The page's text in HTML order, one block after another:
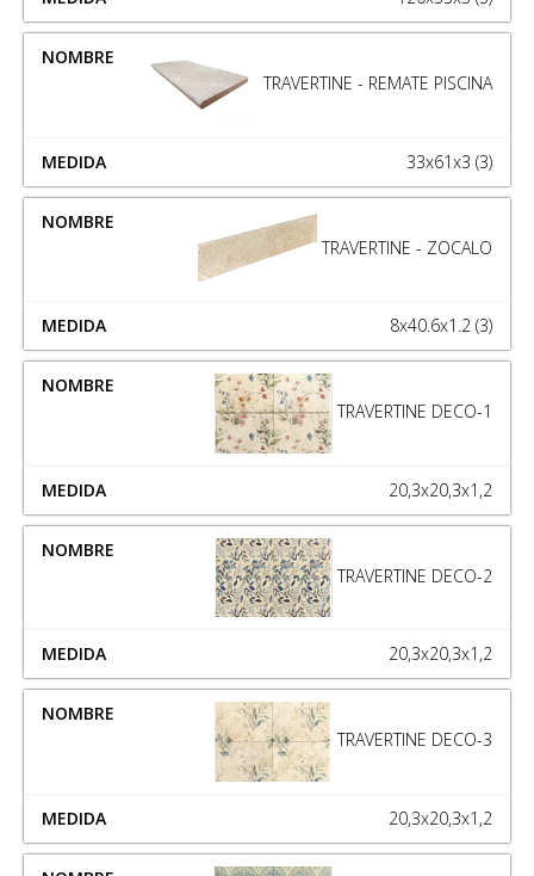
TRAVERTINE - REMATE PISCINA
33x61x3 (3)
TRAVERTINE - ZOCALO
8x40.6x1.2 (3)
TRAVERTINE DECO-1
20,3x20,3x1,2
TRAVERTINE DECO-2
20,3x20,3x1,2
TRAVERTINE DECO-3
20,3x20,3x1,2